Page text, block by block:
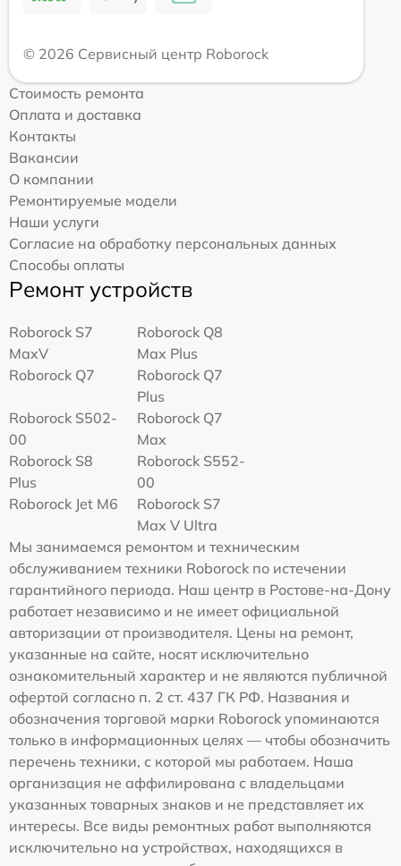
© 2026 Сервисный центр Roborock
Стоимость ремонта
Оплата и доставка
Контакты
Вакансии
О компании
Ремонтируемые модели
Наши услуги
Согласие на обработку персональных данных
Способы оплаты
Ремонт устройств
Roborock S7
MaxV
Roborock Q8
Max Plus
Roborock Q7
Roborock Q7
Plus
Roborock S502-
00
Roborock Q7
Max
Roborock S8
Plus
Roborock S552-
00
Roborock Jet M6
Roborock S7
Max V Ultra
Мы занимаемся ремонтом и техническим
обслуживанием техники Roborock по истечении
гарантийного периода. Наш центр в Ростове-на-Дону
работает независимо и не имеет официальной
авторизации от производителя. Цены на ремонт,
указанные на сайте, носят исключительно
ознакомительный характер и не являются публичной
офертой согласно п. 2 ст. 437 ГК РФ. Названия и
обозначения торговой марки Roborock упоминаются
только в информационных целях — чтобы обозначить
перечень техники, с которой мы работаем. Наша
организация не аффилирована с владельцами
указанных товарных знаков и не представляет их
интересы. Все виды ремонтных работ выполняются
исключительно на устройствах, находящихся в